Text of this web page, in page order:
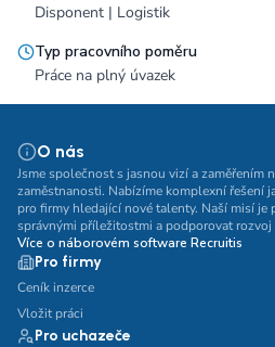
Disponent | Logistik
Typ pracovního poměru
Práce na plný úvazek
O nás
Jsme společnost s jasnou vizí a zaměřením
zaměstnanosti. Nabízíme komplexní řešení
pro firmy hledající nové talenty. Naší misí je
správnými příležitostmi a podporovat rozvoj
Více o náborovém software Recruitis
Pro firmy
Ceník inzerce
Vložit práci
Pro uchazeče